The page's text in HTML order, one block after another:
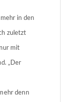
in den
zuletzt
mit
„Der
denn